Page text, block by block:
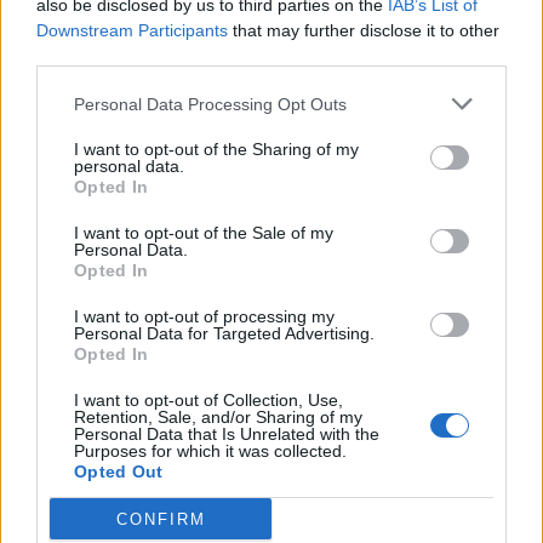
also be disclosed by us to third parties on the IAB’s List of
Downstream Participants that may further disclose it to other
Personal Data Processing Opt Outs
I want to opt-out of the Sharing of my
personal data.
Opted In
I want to opt-out of the Sale of my
Personal Data.
Opted In
I want to opt-out of processing my
Personal Data for Targeted Advertising.
Opted In
I want to opt-out of Collection, Use,
Retention, Sale, and/or Sharing of my
Personal Data that Is Unrelated with the
Purposes for which it was collected.
Opted Out
CONFIRM
pelo qual os circuitos neurais se reorganizam em
resposta às experiências.
“O principal desafio é preservar a capacidade de reflexão
profunda em um contexto marcado pela abundância de
informações e pela rápida evolução tecnológica. O
potencial cognitivo humano permanece, mas o seu
desenvolvimento depende de como o cérebro é
exercitado no cotidiano”, finalizou Fabiano de Abreu
Ígor Lopes
O “Millennium Estoril Open 2026” decorreu entre os
dias 18 e 26 de julho, no Clube de Ténis do Estoril, em
Cascais, a oeste de Lisboa, assinalando o regresso da
competição ao circuito “ATP Tour” na categoria “ATP
250”, depois de, na edição anterior, ter integrado o
conquistou o primeiro título ATP da carreira ao
derrotar o belga Alexander Blockx na final, encerrando
forte presença de tenistas portugueses e pela projeção
internacional do evento.
O torneio arrancou com a fase de qualificação, nos dias
18 e 19 de julho, reunindo dezenas de atletas em busca
de um lugar no quadro principal. A cerimónia de
abertura contou com a presença do presidente da
Câmara Municipal de Cascais, Nuno Piteira Lopes,